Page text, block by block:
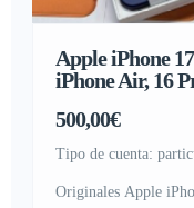
Apple iPhone
iPhone Air, 16
500,00€
tipo de cuenta:
Originales Apple